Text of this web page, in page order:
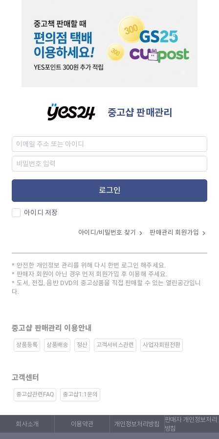
중고샵 판매관리
로그인
아이디 저장
아이디/비밀번호 찾기 판매관리 회원가입
안전한 개인정보 관리를 위해 다시 한번 로그인 해주세요.
판매자 회원이 아닌 경우 먼저 회원가입 후 이용해 주세요.
도서, 전집, 음반 DVD의 중고상품을 직접 판매할 수 있는 열린공간입니
다.
중고샵 판매관리 이용안내
상품등록 상품배송 정산 고객서비스관련 사업자회원전환
고객센터
중고샵관련FAQ 중고샵1:1문의
회사소개 이용약관 개인정보처리방침
판매자 개인정보처리
방침